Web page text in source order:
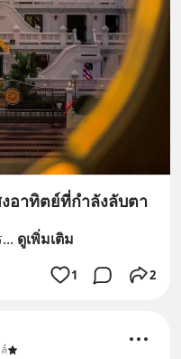
อาทิตย์ที่กำลังลับตา
... ดูเพิ่มเติม
1 2